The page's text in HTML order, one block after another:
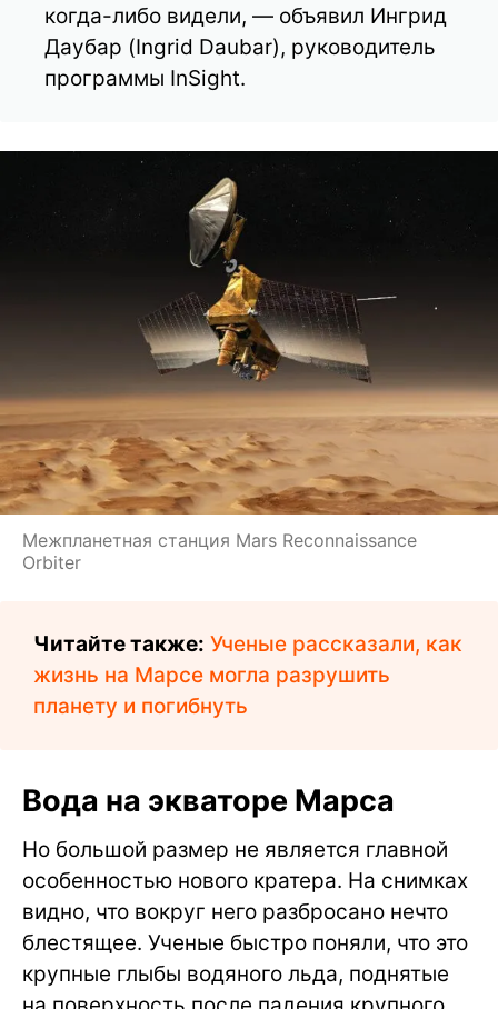
когда-либо видели, — объявил Ингрид
Даубар (Ingrid Daubar), руководитель
программы InSight.
Межпланетная станция Mars Reconnaissance
Orbiter
Читайте также: Ученые рассказали, как
жизнь на Марсе могла разрушить
планету и погибнуть
Вода на экваторе Марса
Но большой размер не является главной
особенностью нового кратера. На снимках
видно, что вокруг него разбросано нечто
блестящее. Ученые быстро поняли, что это
крупные глыбы водяного льда, поднятые